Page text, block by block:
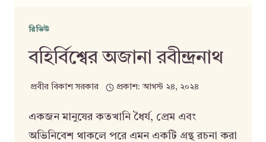
রিভিউ
বহির্বিশ্বের অজানা রবীন্দ্রনাথ
প্রবীর বিকাশ সরকার প্রকাশ: আগস্ট ২৪, ২০২৪
একজন মানুষের কতখানি ধৈর্য, প্রেম এবং
অভিনিবেশ থাকলে পরে এমন একটি গ্রন্থ রচনা করা